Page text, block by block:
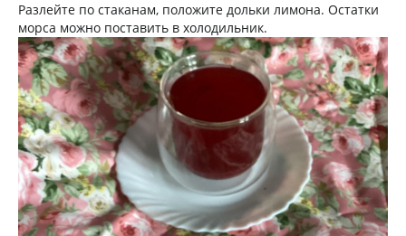
Разлейте по стаканам, положите дольки лимона. Остатки
морса можно поставить в холодильник.